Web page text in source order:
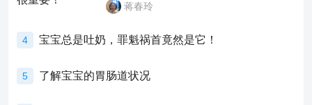
蒋春玲
4 宝宝总是吐奶，罪魁祸首竟然是它！
5 了解宝宝的胃肠道状况